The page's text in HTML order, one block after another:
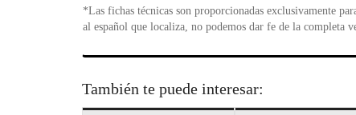
*Las fichas técnicas son proporcionadas exclusivamente
al español que localiza, no podemos dar fe de la completa
También te puede interesar: